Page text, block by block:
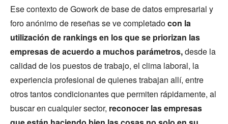
Ese contexto de Gowork de base de datos empresarial y
foro anónimo de reseñas se ve completadocon la
utilización de rankings en los que se priorizan las
empresas de acuerdo a muchos parámetros,desde la
calidad de los puestos de trabajo, el clima laboral, la
experiencia profesional de quienes trabajan allí, entre
otros tantos condicionantes que permiten rápidamente, al
buscar en cualquier sector, reconocer las empresas